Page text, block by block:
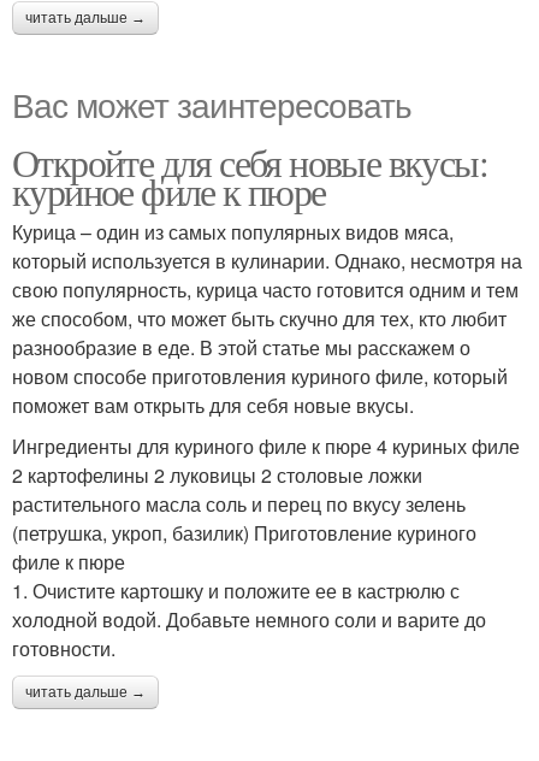
читать дальше →
Вас может заинтересовать
Откройте для себя новые вкусы:
куриное филе к пюре
Курица – один из самых популярных видов мяса,
который используется в кулинарии. Однако, несмотря на
свою популярность, курица часто готовится одним и тем
же способом, что может быть скучно для тех, кто любит
разнообразие в еде. В этой статье мы расскажем о
новом способе приготовления куриного филе, который
поможет вам открыть для себя новые вкусы.
Ингредиенты для куриного филе к пюре 4 куриных филе
2 картофелины 2 луковицы 2 столовые ложки
растительного масла соль и перец по вкусу зелень
(петрушка, укроп, базилик) Приготовление куриного
филе к пюре
1. Очистите картошку и положите ее в кастрюлю с
холодной водой. Добавьте немного соли и варите до
готовности.
читать дальше →